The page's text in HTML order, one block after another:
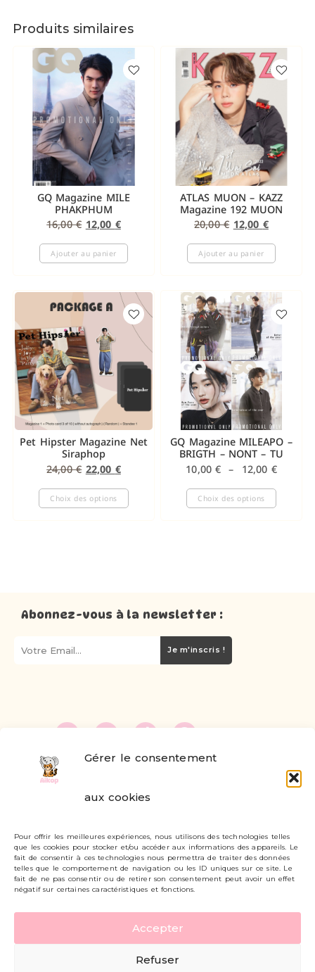
Gérer le consentement
aux cookies
Pour offrir les meilleures expériences, nous utilisons des technologies telles
que les cookies pour stocker et/ou accéder aux informations des appareils. Le
fait de consentir à ces technologies nous permettra de traiter des données
telles que le comportement de navigation ou les ID uniques sur ce site. Le
fait de ne pas consentir ou de retirer son consentement peut avoir un effet
négatif sur certaines caractéristiques et fonctions.
Accepter
Refuser
Produits similaires
GQ Magazine MILE
PHAKPHUM
16,00€ 12,00 €
Ajouter au panier
ATLAS MUON – KAZZ
Magazine 192 MUON
20,00€ 12,00 €
Ajouter au panier
Pet Hipster Magazine Net
Siraphop
24,00€ 22,00 €
Choix des options
GQ Magazine MILEAPO –
BRIGTH – NONT – TU
10,00€ – 12,00 €
Choix des options
Abonnez-vous à la newsletter :
Je m'inscris !
Livraisons et retours
Mon compte
Carte cadeau
Politique de confidentialité
Mentions légales - CGV